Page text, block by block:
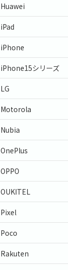
Huawei
iPad
iPhone
iPhone15シリーズ
LG
Motorola
Nubia
OnePlus
OPPO
OUKITEL
Pixel
Poco
Rakuten